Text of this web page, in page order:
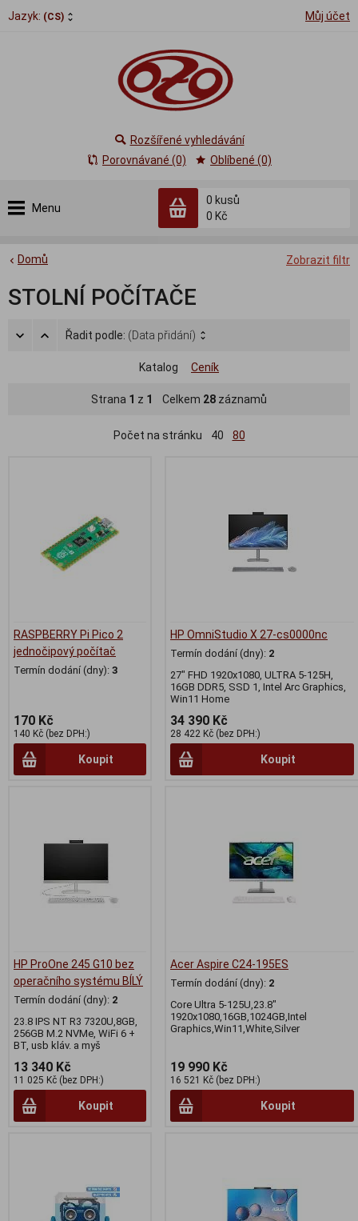
Jazyk: (CS) Můj účet
Menu
0 kusů
0 Kč
Rozšířené vyhledávání
Porovnávané (0)
Oblíbené (0)
Zobrazit filtr
Domů
STOLNÍ POČÍTAČE
Řadit podle: (Data přidání)
Katalog Ceník
Strana 1 z 1 Celkem 28 záznamů
Počet na stránku 40 80
RASPBERRY Pi Pico 2
jednočipový počítač
Termín dodání (dny): 3
170 Kč
140 Kč (bez DPH:)
Koupit
HP OmniStudio X 27-cs0000nc
Termín dodání (dny): 2
27" FHD 1920x1080, ULTRA 5-125H,
16GB DDR5, SSD 1, Intel Arc Graphics,
Win11 Home
34 390 Kč
28 422 Kč (bez DPH:)
Koupit
HP ProOne 245 G10 bez
operačního systému BÍLÝ
Termín dodání (dny): 2
23.8 IPS NT R3 7320U,8GB,
256GB M.2 NVMe, WiFi 6 +
BT, usb kláv. a myš
13 340 Kč
11 025 Kč (bez DPH:)
Koupit
Acer Aspire C24-195ES
Termín dodání (dny): 2
Core Ultra 5-125U,23.8"
1920x1080,16GB,1024GB,Intel
Graphics,Win11,White,Silver
19 990 Kč
16 521 Kč (bez DPH:)
Koupit